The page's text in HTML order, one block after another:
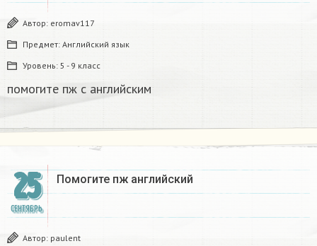
Автор: eromav117
Предмет: Английский язык
Уровень: 5 - 9 класс
помогите пж с английским​
25
СЕНТЯБРЬ
Помогите пж английский
Автор: paulent